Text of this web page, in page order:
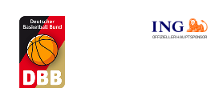
OFFIZIELLER HAUPTSPONSOR